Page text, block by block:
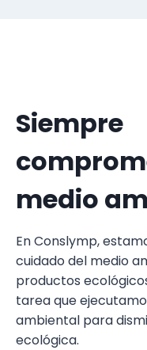
Siempre
medio
En Conslymp,
cuidado del medio
productos
tarea que
ambiental para
ecológica.